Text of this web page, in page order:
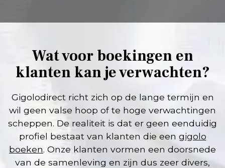
Wat voor boekingen en
klanten kan je verwachten?
Gigolodirect richt zich op de lange termijn en
wil geen valse hoop of te hoge verwachtingen
scheppen. De realiteit is dat er geen eenduidig
profiel bestaat van klanten die een gigolo
boeken. Onze klanten vormen een doorsnede
van de samenleving en zijn dus zeer divers,